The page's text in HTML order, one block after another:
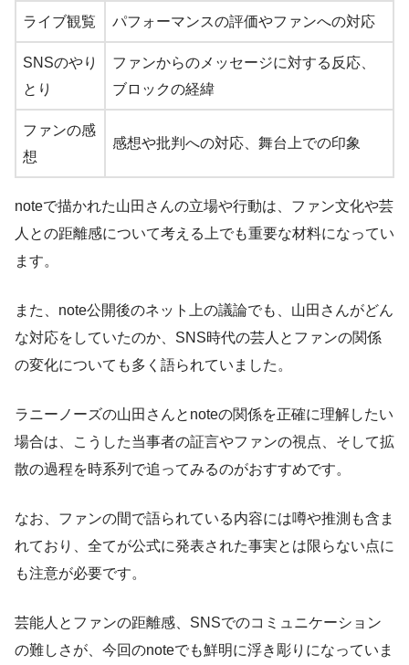
ライブ観覧 パフォーマンスの評価やファンへの対応
SNSのやり
とり
ファンからのメッセージに対する反応、
ブロックの経緯
ファンの感
想
感想や批判への対応、舞台上での印象
noteで描かれた山田さんの立場や行動は、ファン文化や芸
人との距離感について考える上でも重要な材料になってい
ます。
また、note公開後のネット上の議論でも、山田さんがどん
な対応をしていたのか、SNS時代の芸人とファンの関係
の変化についても多く語られていました。
ラニーノーズの山田さんとnoteの関係を正確に理解したい
場合は、こうした当事者の証言やファンの視点、そして拡
散の過程を時系列で追ってみるのがおすすめです。
なお、ファンの間で語られている内容には噂や推測も含ま
れており、全てが公式に発表された事実とは限らない点に
も注意が必要です。
芸能人とファンの距離感、SNSでのコミュニケーション
の難しさが、今回のnoteでも鮮明に浮き彫りになっていま